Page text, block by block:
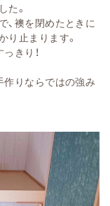
た。
、襖を閉めたときに
り止まります。
きり！
作りならではの強み